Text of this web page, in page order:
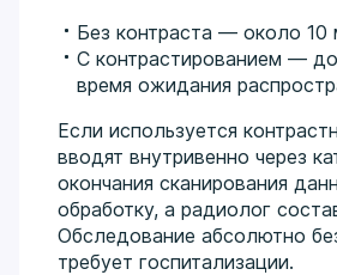
Без контраста — около 10
С контрастированием —
время ожидания
Если используется
вводят внутривенно через
окончания сканирования
обработку, а радиолог
Обследование абсолютно
требует госпитализации.